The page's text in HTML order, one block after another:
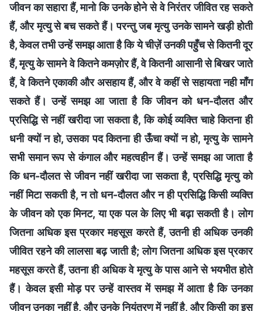
जीवन का सहारा हैं, मानो कि उनके होने से वे निरंतर जीवित रह सकते
हैं, और मृत्यु से बच सकते हैं। परन्तु जब मृत्यु उनके सामने खड़ी होती
है, केवल तभी उन्हें समझ आता है कि ये चीज़ें उनकी पहुँच से कितनी दूर
हैं, मृत्यु के सामने वे कितने कमज़ोर हैं, वे कितनी आसानी से बिखर जाते
हैं, वे कितने एकाकी और असहाय हैं, और वे कहीं से सहायता नही माँग
सकते हैं। उन्हें समझ आ जाता है कि जीवन को धन-दौलत और
प्रसिद्धि से नहीं खरीदा जा सकता है, कि कोई व्यक्ति चाहे कितना ही
धनी क्यों न हो, उसका पद कितना ही ऊँचा क्यों न हो, मृत्यु के सामने
सभी समान रूप से कंगाल और महत्वहीन हैं। उन्हें समझ आ जाता है
कि धन-दौलत से जीवन नहीं खरीदा जा सकता है, प्रसिद्धि मृत्यु को
नहीं मिटा सकती है, न तो धन-दौलत और न ही प्रसिद्धि किसी व्यक्ति
के जीवन को एक मिनट, या एक पल के लिए भी बढ़ा सकती है। लोग
जितना अधिक इस प्रकार महसूस करते हैं, उतनी ही अधिक उनकी
जीवित रहने की लालसा बढ़ जाती है; लोग जितना अधिक इस प्रकार
महसूस करते हैं, उतना ही अधिक वे मृत्यु के पास आने से भयभीत होते
हैं। केवल इसी मोड़ पर उन्हें वास्तव में समझ में आता है कि उनका
जीवन उनका नहीं है, और उनके नियंत्रण में नहीं है, और किसी का इस